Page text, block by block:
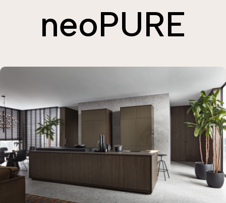
neoPURE